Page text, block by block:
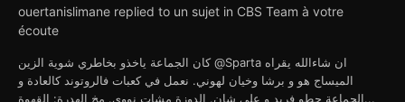
ouertanislimane replied to un sujet in CBS Team à votre
écoute
كان الجماعة ياخذو بخاطري شوية الزين @Sparta ان شاءالله يقراه
الميساج هو و برشا وخيان لهوني. نعمل في كعبات فالروتوند كالعادة و
الجماعة حطو فريد و على شان. الدوزة مشات نووي. مخ الهدرة: القهوة...